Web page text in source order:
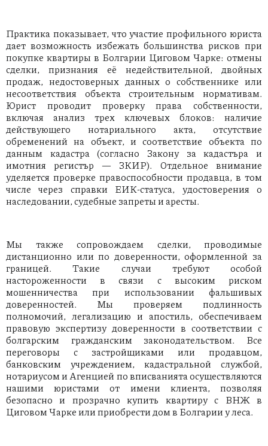
Практика показывает, что участие профильного юриста
дает возможность избежать большинства рисков при
покупке квартиры в Болгарии Циговом Чарке: отмены
сделки, признания её недействительной, двойных
продаж, недостоверных данных о собственнике или
несоответствия объекта строительным нормативам.
Юрист проводит проверку права собственности,
включая анализ трех ключевых блоков: наличие
действующего нотариального акта, отсутствие
обременений на объект, и соответствие объекта по
данным кадастра (согласно Закону за кадастъра и
имотния регистър — ЗКИР). Отдельное внимание
уделяется проверке правоспособности продавца, в том
числе через справки ЕИК-статуса, удостоверения о
наследовании, судебные запреты и аресты.
Мы также сопровождаем сделки, проводимые
дистанционно или по доверенности, оформленной за
границей. Такие случаи требуют особой
настороженности в связи с высоким риском
мошенничества при использовании фальшивых
доверенностей. Мы проверяем подлинность
полномочий, легализацию и апостиль, обеспечиваем
правовую экспертизу доверенности в соответствии с
болгарским гражданским законодательством. Все
переговоры с застройщиками или продавцом,
банковским учреждением, кадастральной службой,
нотариусом и Агенцией по вписванията осуществляются
нашими юристами от имени клиента, позволяя
безопасно и прозрачно купить квартиру с ВНЖ в
Циговом Чарке или приобрести дом в Болгарии у леса.